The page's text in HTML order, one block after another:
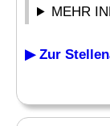
MEHR
▶ Zur